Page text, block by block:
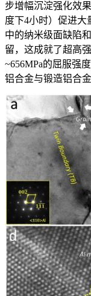
步增幅沉淀强化效
度下4小时）促进大
中的纳米级面缺陷
留，这成就了超高
~656MPa的屈服强
铝合金与锻造铝合金